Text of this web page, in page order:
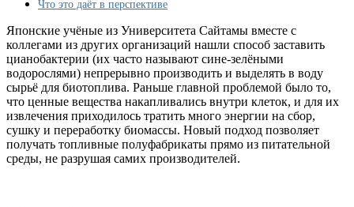
Что это даёт в перспективе
Японские учёные из Университета Сайтамы вместе с
коллегами из других организаций нашли способ заставить
цианобактерии (их часто называют сине‑зелёными
водорослями) непрерывно производить и выделять в воду
сырьё для биотоплива. Раньше главной проблемой было то,
что ценные вещества накапливались внутри клеток, и для их
извлечения приходилось тратить много энергии на сбор,
сушку и переработку биомассы. Новый подход позволяет
получать топливные полуфабрикаты прямо из питательной
среды, не разрушая самих производителей.